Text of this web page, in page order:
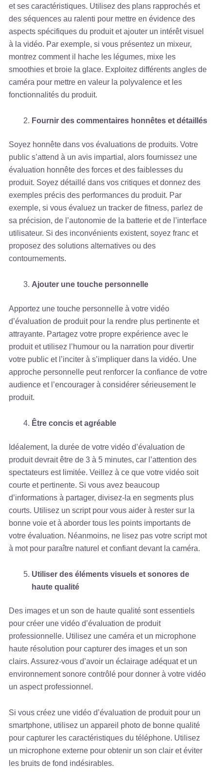
et ses caractéristiques. Utilisez des plans rapprochés et
des séquences au ralenti pour mettre en évidence des
aspects spécifiques du produit et ajouter un intérêt visuel
à la vidéo. Par exemple, si vous présentez un mixeur,
montrez comment il hache les légumes, mixe les
smoothies et broie la glace. Exploitez différents angles de
caméra pour mettre en valeur la polyvalence et les
fonctionnalités du produit.
Fournir des commentaires honnêtes et détaillés
Soyez honnête dans vos évaluations de produits. Votre
public s’attend à un avis impartial, alors fournissez une
évaluation honnête des forces et des faiblesses du
produit. Soyez détaillé dans vos critiques et donnez des
exemples précis des performances du produit. Par
exemple, si vous évaluez un tracker de fitness, parlez de
sa précision, de l’autonomie de la batterie et de l’interface
utilisateur. Si des inconvénients existent, soyez franc et
proposez des solutions alternatives ou des
contournements.
Ajouter une touche personnelle
Apportez une touche personnelle à votre vidéo
d’évaluation de produit pour la rendre plus pertinente et
attrayante. Partagez votre propre expérience avec le
produit et utilisez l’humour ou la narration pour divertir
votre public et l’inciter à s’impliquer dans la vidéo. Une
approche personnelle peut renforcer la confiance de votre
audience et l’encourager à considérer sérieusement le
produit.
Être concis et agréable
Idéalement, la durée de votre vidéo d’évaluation de
produit devrait être de 3 à 5 minutes, car l’attention des
spectateurs est limitée. Veillez à ce que votre vidéo soit
courte et pertinente. Si vous avez beaucoup
d’informations à partager, divisez-la en segments plus
courts. Utilisez un script pour vous aider à rester sur la
bonne voie et à aborder tous les points importants de
votre évaluation. Néanmoins, ne lisez pas votre script mot
à mot pour paraître naturel et confiant devant la caméra.
Utiliser des éléments visuels et sonores de
haute qualité
Des images et un son de haute qualité sont essentiels
pour créer une vidéo d’évaluation de produit
professionnelle. Utilisez une caméra et un microphone
haute résolution pour capturer des images et un son
clairs. Assurez-vous d’avoir un éclairage adéquat et un
environnement sonore contrôlé pour donner à votre vidéo
un aspect professionnel.
Si vous créez une vidéo d’évaluation de produit pour un
smartphone, utilisez un appareil photo de bonne qualité
pour capturer les caractéristiques du téléphone. Utilisez
un microphone externe pour obtenir un son clair et éviter
les bruits de fond indésirables.